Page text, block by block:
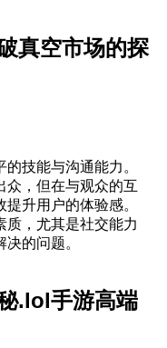
真空市场的探
技能与沟通能力。
众，但在与观众的互
升用户的体验感。
质，尤其是社交能力
的问题。
.lol手游高端